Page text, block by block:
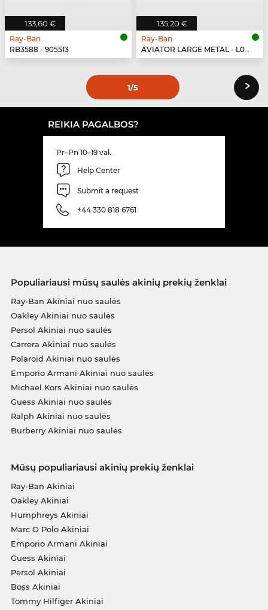
133,60 €
Ray-Ban
RB3588 - 905513
135,20 €
Ray-Ban
AVIATOR LARGE METAL - L0205
1/5 ›
REIKIA PAGALBOS?
Pr–Pn 10–19 val.
Help Center
Submit a request
+44 330 818 6761
Populiariausi mūsų saulės akinių prekių ženklai
Ray-Ban Akiniai nuo saulės
Oakley Akiniai nuo saulės
Persol Akiniai nuo saulės
Carrera Akiniai nuo saulės
Polaroid Akiniai nuo saulės
Emporio Armani Akiniai nuo saulės
Michael Kors Akiniai nuo saulės
Guess Akiniai nuo saulės
Ralph Akiniai nuo saulės
Burberry Akiniai nuo saulės
Mūsų populiariausi akinių prekių ženklai
Ray-Ban Akiniai
Oakley Akiniai
Humphreys Akiniai
Marc O Polo Akiniai
Emporio Armani Akiniai
Guess Akiniai
Persol Akiniai
Boss Akiniai
Tommy Hilfiger Akiniai